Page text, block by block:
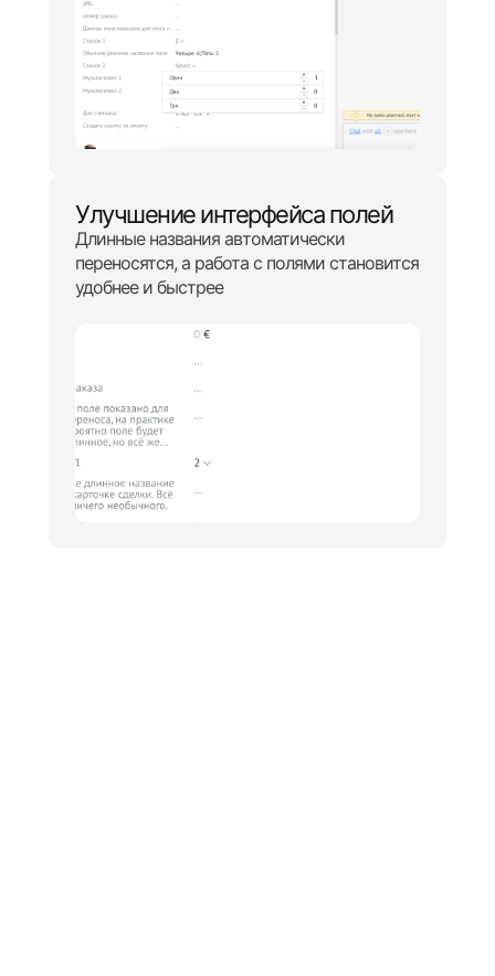
Улучшение интерфейса полей
Длинные названия автоматически
переносятся, а работа с полями становится
удобнее и быстрее